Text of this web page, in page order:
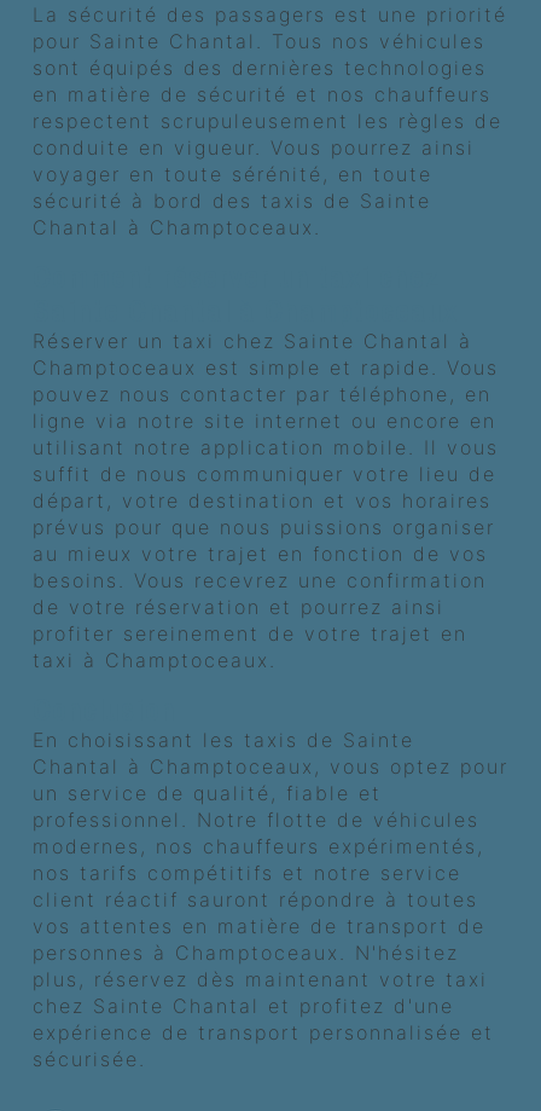
La sécurité des passagers est une priorité
pour Sainte Chantal. Tous nos véhicules
sont équipés des dernières technologies
en matière de sécurité et nos chauffeurs
respectent scrupuleusement les règles de
conduite en vigueur. Vous pourrez ainsi
voyager en toute sérénité, en toute
sécurité à bord des taxis de Sainte
Chantal à Champtoceaux.
Réserver un taxi chez Sainte Chantal à
Champtoceaux est simple et rapide. Vous
pouvez nous contacter par téléphone, en
ligne via notre site internet ou encore en
utilisant notre application mobile. Il vous
suffit de nous communiquer votre lieu de
départ, votre destination et vos horaires
prévus pour que nous puissions organiser
au mieux votre trajet en fonction de vos
besoins. Vous recevrez une confirmation
de votre réservation et pourrez ainsi
profiter sereinement de votre trajet en
taxi à Champtoceaux.
En choisissant les taxis de Sainte
Chantal à Champtoceaux, vous optez pour
un service de qualité, fiable et
professionnel. Notre flotte de véhicules
modernes, nos chauffeurs expérimentés,
nos tarifs compétitifs et notre service
client réactif sauront répondre à toutes
vos attentes en matière de transport de
personnes à Champtoceaux. N'hésitez
plus, réservez dès maintenant votre taxi
chez Sainte Chantal et profitez d'une
expérience de transport personnalisée et
sécurisée.